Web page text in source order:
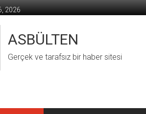
2026
ASBÜLTEN
Gerçek ve tarafsız bir haber sitesi